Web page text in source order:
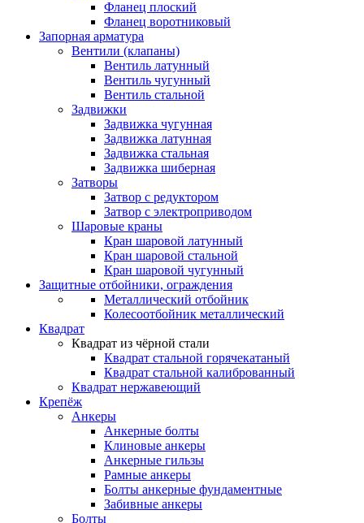
Фланец плоский
Фланец воротниковый
Запорная арматура
Вентили (клапаны)
Вентиль латунный
Вентиль чугунный
Вентиль стальной
Задвижки
Задвижка чугунная
Задвижка латунная
Задвижка стальная
Задвижка шиберная
Затворы
Затвор с редуктором
Затвор с электроприводом
Шаровые краны
Кран шаровой латунный
Кран шаровой стальной
Кран шаровой чугунный
Защитные отбойники, ограждения
Металлический отбойник
Колесоотбойник металлический
Квадрат
Квадрат из чёрной стали
Квадрат стальной горячекатаный
Квадрат стальной калиброванный
Квадрат нержавеющий
Крепёж
Анкеры
Анкерные болты
Клиновые анкеры
Анкерные гильзы
Рамные анкеры
Болты анкерные фундаментные
Забивные анкеры
Болты